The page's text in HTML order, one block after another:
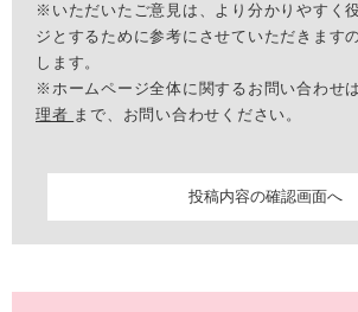
※いただいたご意見は、より分かりやすく
ジとするために参考にさせていただきます
します。
※ホームページ全体に関するお問い合わせは
理者 まで、お問い合わせください。